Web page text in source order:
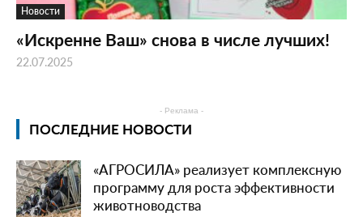
Новости
«Искренне Ваш» снова в числе лучших!
22.07.2025
- Реклама -
ПОСЛЕДНИЕ НОВОСТИ
«АГРОСИЛА» реализует комплексную
программу для роста эффективности
животноводства